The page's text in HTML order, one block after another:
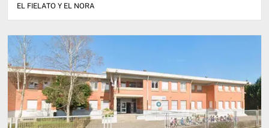
EL FIELATO Y EL NORA